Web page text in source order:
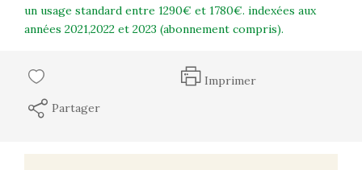
un usage standard entre 1290€ et 1780€. indexées aux
années 2021,2022 et 2023 (abonnement compris).
Imprimer
Partager